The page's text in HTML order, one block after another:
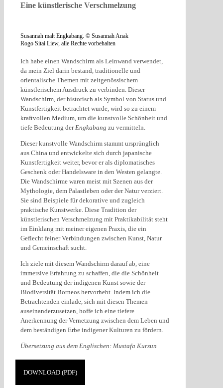
Eine künstlerische Verschmelzung
Susannah malt Engkabang. © Susannah Anak
Rogo Sitai Liew, alle Rechte vorbehalten
Ich habe einen Wandschirm als Leinwand verwendet,
da mein Ziel darin bestand, traditionelle und
orientalische Themen mit zeitgenössischem
künstlerischem Ausdruck zu verbinden. Dieser
Wandschirm, der historisch als Symbol von Status und
Kunstfertigkeit betrachtet wurde, wird so zu einem
kraftvollen Medium, um die kunstvolle Schönheit und
tiefe Bedeutung derEngkabang zu vermitteln.
Dieser kunstvolle Wandschirm stammt ursprünglich
aus China und entwickelte sich durch japanische
Kunstfertigkeit weiter, bevor er als diplomatisches
Geschenk oder Handelsware in den Westen gelangte.
Die Wandschirme waren meist mit Szenen aus der
Mythologie, dem Palastleben oder der Natur verziert.
Sie sind Beispiele für dekorative und zugleich
praktische Kunstwerke. Diese Tradition der
künstlerischen Verschmelzung mit Praktikabilität steht
im Einklang mit meiner eigenen Praxis, die ein
Geflecht feiner Verbindungen zwischen Kunst, Natur
und Gemeinschaft sucht.
Ich ziele mit diesem Wandschirm darauf ab, eine
immersive Erfahrung zu schaffen, die die Schönheit
und Bedeutung der indigenen Kunst sowie der
Biodiversität Borneos hervorhebt. Indem ich die
Betrachtenden einlade, sich mit diesen Themen
auseinanderzusetzen, hoffe ich eine tiefere
Anerkennung der Vernetzung zwischen dem Leben und
dem beständigen Erbe indigener Kulturen zu fördern.
Übersetzung aus dem Englischen: Mustafa Kursun
DOWNLOAD (PDF)